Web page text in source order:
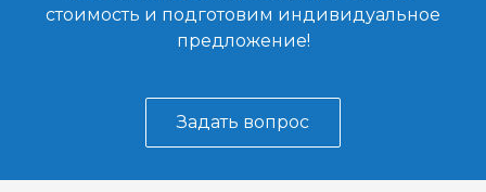
стоимость и подготовим индивидуальное
предложение!
Задать вопрос